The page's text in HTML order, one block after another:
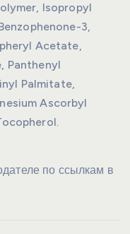
Isopropyl
3,
Acetate,
Panthenyl
Palmitate,
Ascorbyl
по ссылкам в